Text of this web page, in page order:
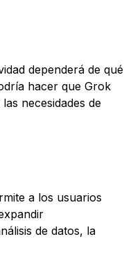
dependerá de qué
hacer que Grok
necesidades de
a los usuarios
de datos, la